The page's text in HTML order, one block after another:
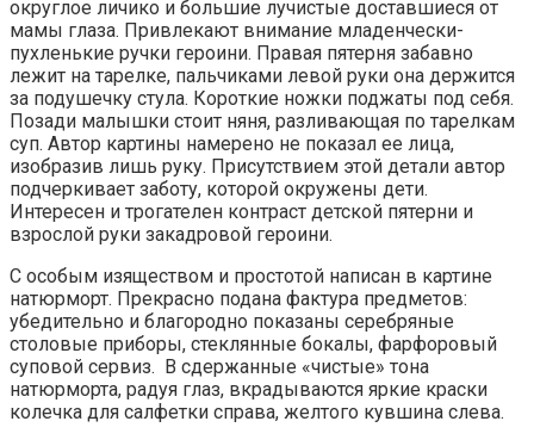
округлое личико и большие лучистые доставшиеся от
мамы глаза. Привлекают внимание младенчески-
пухленькие ручки героини. Правая пятерня забавно
лежит на тарелке, пальчиками левой руки она держится
за подушечку стула. Короткие ножки поджаты под себя.
Позади малышки стоит няня, разливающая по тарелкам
суп. Автор картины намерено не показал ее лица,
изобразив лишь руку. Присутствием этой детали автор
подчеркивает заботу, которой окружены дети.
Интересен и трогателен контраст детской пятерни и
взрослой руки закадровой героини.
С особым изяществом и простотой написан в картине
натюрморт. Прекрасно подана фактура предметов:
убедительно и благородно показаны серебряные
столовые приборы, стеклянные бокалы, фарфоровый
суповой сервиз. В сдержанные «чистые» тона
натюрморта, радуя глаз, вкрадываются яркие краски
колечка для салфетки справа, желтого кувшина слева.